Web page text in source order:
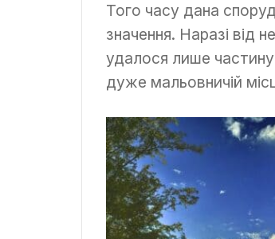
Того часу дана
значення. Наразі від
удалося лише
дуже мальовничій